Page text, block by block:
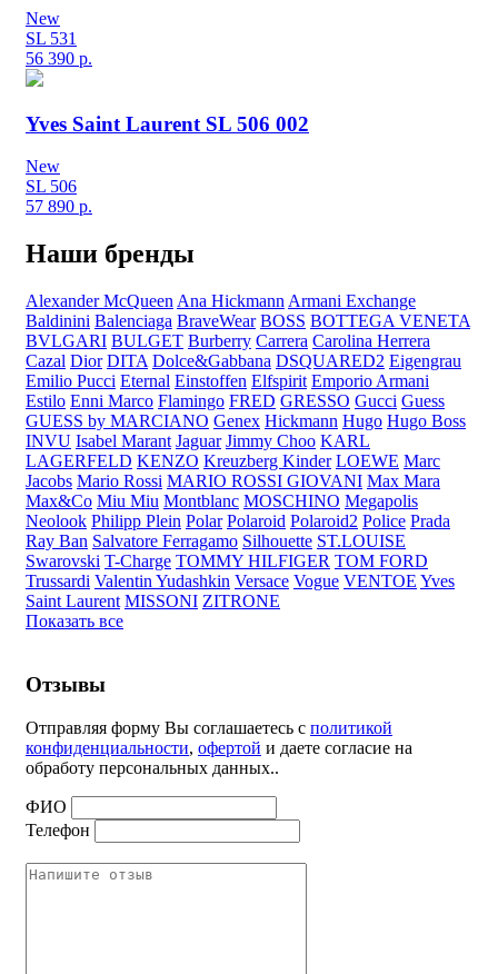
New
SL 531
56 390 р.
Yves Saint Laurent SL 506 002
New
SL 506
57 890 р.
Наши бренды
Alexander McQueen Ana Hickmann Armani Exchange
Baldinini Balenciaga BraveWear BOSS BOTTEGA VENETA
BVLGARI BULGET Burberry Carrera Carolina Herrera
Cazal Dior DITA Dolce&Gabbana DSQUARED2 Eigengrau
Emilio Pucci Eternal Einstoffen Elfspirit Emporio Armani
Estilo Enni Marco Flamingo FRED GRESSO Gucci Guess
GUESS by MARCIANO Genex Hickmann Hugo Hugo Boss
INVU Isabel Marant Jaguar Jimmy Choo KARL
LAGERFELD KENZO Kreuzberg Kinder LOEWE Marc
Jacobs Mario Rossi MARIO ROSSI GIOVANI Max Mara
Max&Co Miu Miu Montblanc MOSCHINO Megapolis
Neolook Philipp Plein Polar Polaroid Polaroid2 Police Prada
Ray Ban Salvatore Ferragamo Silhouette ST.LOUISE
Swarovski T-Charge TOMMY HILFIGER TOM FORD
Trussardi Valentin Yudashkin Versace Vogue VENTOE Yves
Saint Laurent MISSONI ZITRONE
Показать все
Отзывы
Отправляя форму Вы соглашаетесь с политикой
конфиденциальности, офертой и даете согласие на
обработу персональных данных..
ФИО
Телефон